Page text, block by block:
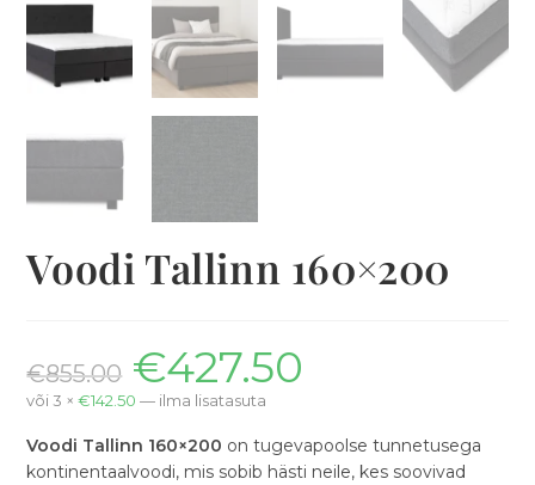
Voodi Tallinn 160×200
€855.00 €427.50
või 3 ×€142.50 — ilma lisatasuta
Voodi Tallinn 160×200 on tugevapoolse tunnetusega
kontinentaalvoodi, mis sobib hästi neile, kes soovivad